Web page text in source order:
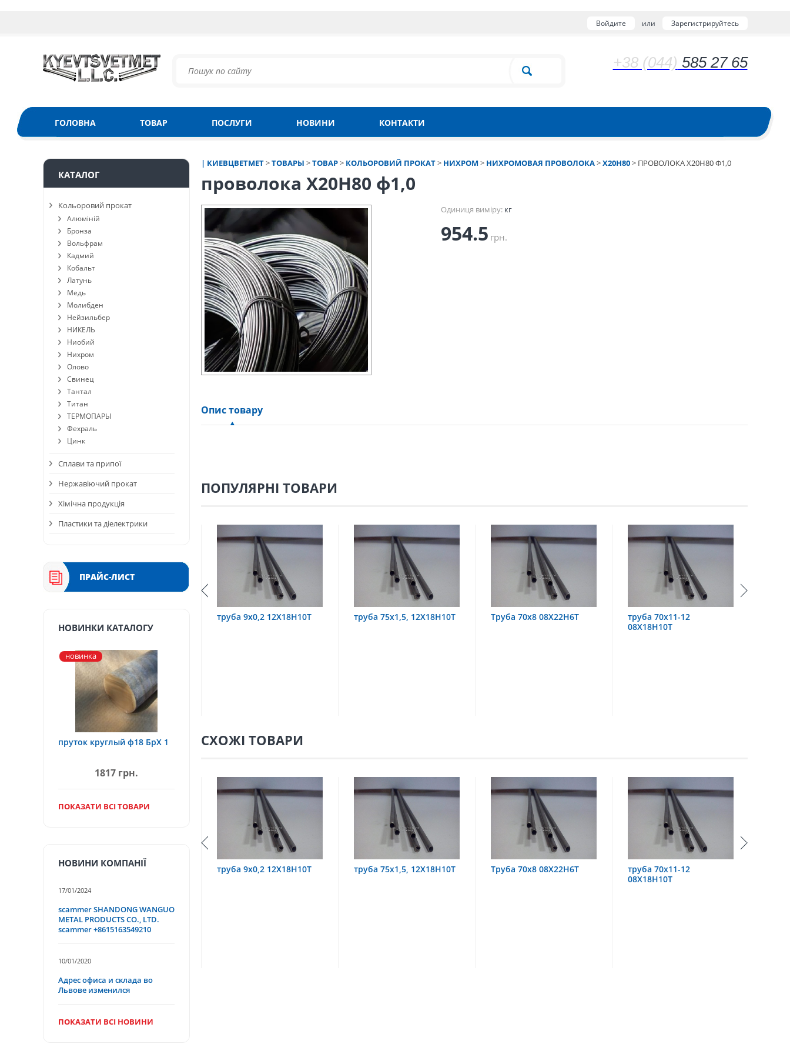
Войдите или Зарегистрируйтесь
+38 (044) 585 27 65
ГОЛОВНА ТОВАР ПОСЛУГИ НОВИНИ КОНТАКТИ
| КИЕВЦВЕТМЕТ>ТОВАРЫ >ТОВАР> КОЛЬОРОВИЙ ПРОКАТ> НИХРОМ> НИХРОМОВАЯ ПРОВОЛОКА>Х20Н80> ПРОВОЛОКА Х20Н80 Ф1,0
проволока Х20Н80 ф1,0
Одиниця виміру:кг
954.5 грн.
Опис товару
ПОПУЛЯРНІ ТОВАРИ
труба 75х1,5, 12Х18Н10Т Труба 70х8 08Х22Н6Т
труба 70х11-12
труба 60х6 08Х18Н10
СХОЖІ ТОВАРИ
12Х18Н10Т труба 9х0,2 12Х18Н10Т труба 75х1,5, 12Х18Н10Т Труба 70х8 08Х22Н6Т
труба 70х11-12
труба 60х6 08Х18Н10
КАТАЛОГ
Кольоровий прокат
Алюміній
Бронза
Вольфрам
Кадмий
Кобальт
Латунь
Медь
Молибден
Нейзильбер
НИКЕЛЬ
Ниобий
Нихром
Олово
Свинец
Тантал
Титан
ТЕРМОПАРЫ
Фехраль
Цинк
Сплави та припої
Нержавіючий прокат
Хімічна продукція
Пластики та діелектрики
ПРАЙС-ЛИСТ
НОВИНКИ КАТАЛОГУ
новинка
пруток круглый ф18 БрХ 1
1817 грн.
ПОКАЗАТИ ВСІ ТОВАРИ
НОВИНИ КОМПАНІЇ
17/01/2024
scammer SHANDONG WANGUO
METAL PRODUCTS CO., LTD.
scammer +8615163549210
10/01/2020
Адрес офиса и склада во
Львове изменился
ПОКАЗАТИ ВСІ НОВИНИ